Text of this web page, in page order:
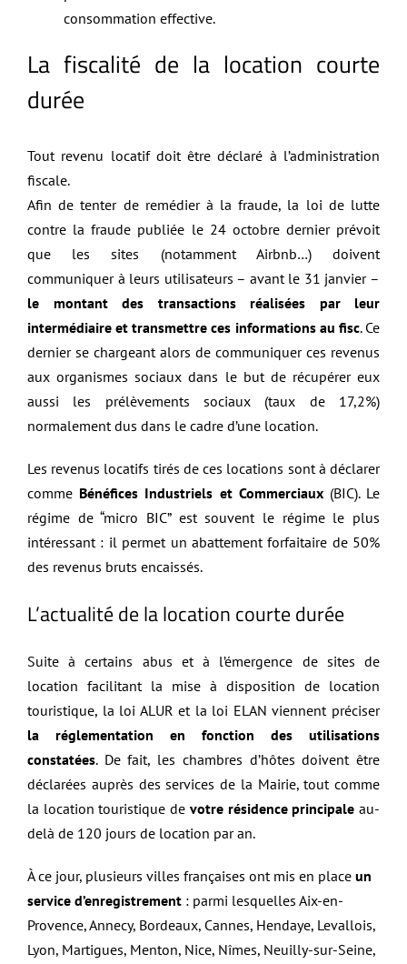
consommation effective.
La fiscalité de la location courte
durée
Tout revenu locatif doit être déclaré à l’administration
fiscale.
Afin de tenter de remédier à la fraude, la loi de lutte
contre la fraude publiée le 24 octobre dernier prévoit
que les sites (notamment Airbnb…) doivent
communiquer à leurs utilisateurs – avant le 31 janvier –
le montant des transactions réalisées par leur
intermédiaire et transmettre ces informations au fisc. Ce
dernier se chargeant alors de communiquer ces revenus
aux organismes sociaux dans le but de récupérer eux
aussi les prélèvements sociaux (taux de 17,2%)
normalement dus dans le cadre d’une location.
Les revenus locatifs tirés de ces locations sont à déclarer
comme Bénéfices Industriels et Commerciaux(BIC). Le
régime de “micro BIC” est souvent le régime le plus
intéressant : il permet un abattement forfaitaire de 50%
des revenus bruts encaissés.
L’actualité de la location courte durée
Suite à certains abus et à l’émergence de sites de
location facilitant la mise à disposition de location
touristique, la loi ALUR et la loi ELAN viennent préciser
la réglementation en fonction des utilisations
constatées. De fait, les chambres d’hôtes doivent être
déclarées auprès des services de la Mairie, tout comme
la location touristique de votre résidence principale au-
delà de 120 jours de location par an.
À ce jour, plusieurs villes françaises ont mis en place un
service d’enregistrement : parmi lesquelles Aix-en-
Provence, Annecy, Bordeaux, Cannes, Hendaye, Levallois,
Lyon, Martigues, Menton, Nice, Nîmes, Neuilly-sur-Seine,